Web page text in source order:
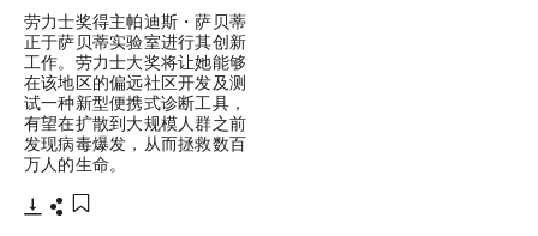
劳力士奖得主帕迪斯・萨贝蒂
正于萨贝蒂实验室进行其创新
工作。劳力士大奖将让她能够
在该地区的偏远社区开发及测
试一种新型便携式诊断工具，
有望在扩散到大规模人群之前
发现病毒爆发，从而拯救数百
万人的生命。